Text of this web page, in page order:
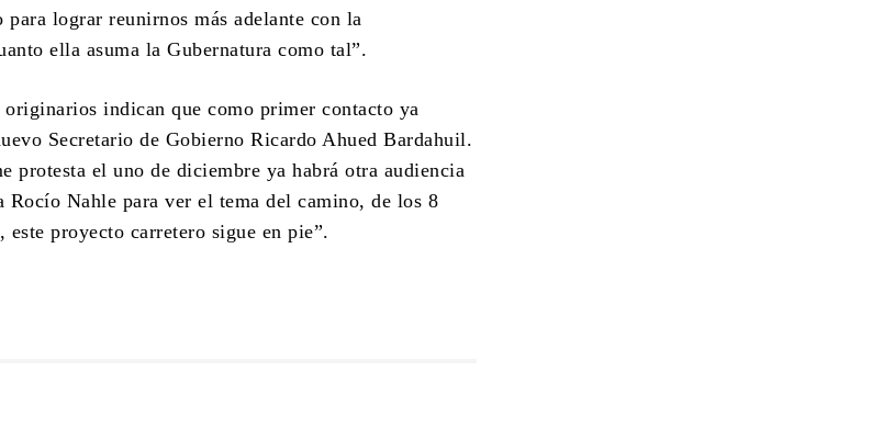
para lograr reunirnos más adelante con la
ella asuma la Gubernatura como tal”.
originarios indican que como primer contacto ya
Secretario de Gobierno Ricardo Ahued Bardahuil.
protesta el uno de diciembre ya habrá otra audiencia
Rocío Nahle para ver el tema del camino, de los 8
proyecto carretero sigue en pie”.